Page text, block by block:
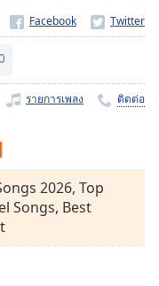
รายการเพลง ติดต่อ
2026, Top
Songs, Best